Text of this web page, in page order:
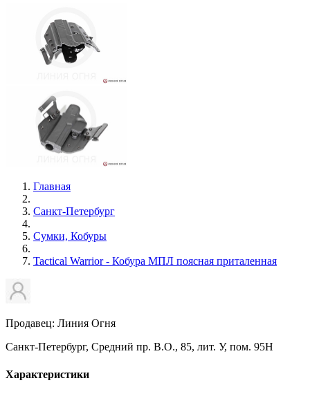
Главная
Санкт-Петербург
Сумки, Кобуры
Tactical Warrior - Кобура МПЛ поясная приталенная
Продавец: Линия Огня
Санкт-Петербург, Средний пр. В.О., 85, лит. У, пом. 95Н
Характеристики